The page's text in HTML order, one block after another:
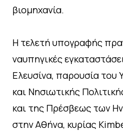
βιομηχανία.
Η τελετή υπογραφής
ναυπηγικές
Ελευσίνα, παρουσία του
και Νησιωτικής
και της Πρέσβεως των
στην Αθήνα, κυρίας